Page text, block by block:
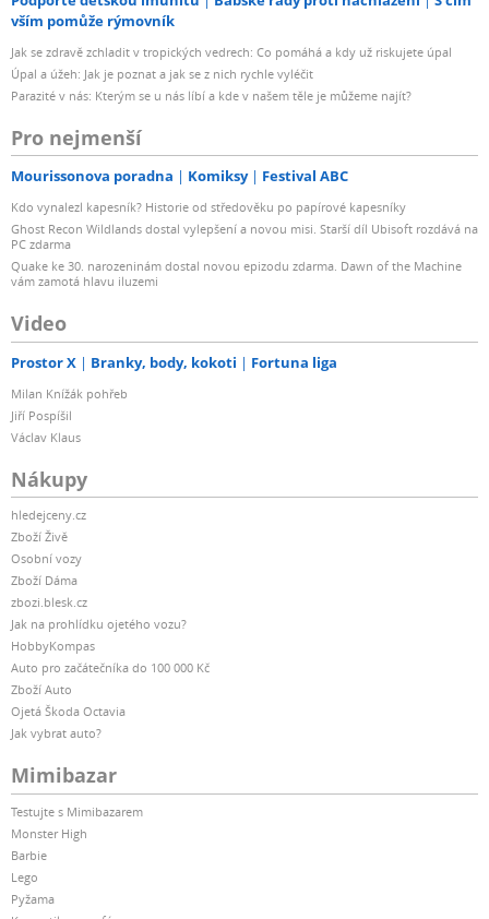
vším pomůže rýmovník
Jak se zdravě zchladit v tropických vedrech: Co pomáhá a kdy už riskujete úpal
Úpal a úžeh: Jak je poznat a jak se z nich rychle vyléčit
Parazité v nás: Kterým se u nás líbí a kde v našem těle je můžeme najít?
Pro nejmenší
Mourissonova poradna Komiksy Festival ABC
Kdo vynalezl kapesník? Historie od středověku po papírové kapesníky
Ghost Recon Wildlands dostal vylepšení a novou misi. Starší díl Ubisoft rozdává na
PC zdarma
Quake ke 30. narozeninám dostal novou epizodu zdarma. Dawn of the Machine
vám zamotá hlavu iluzemi
Video
Prostor X Branky, body, kokoti Fortuna liga
Milan Knížák pohřeb
Jiří Pospíšil
Václav Klaus
Nákupy
hledejceny.cz
Zboží Živě
Osobní vozy
Zboží Dáma
zbozi.blesk.cz
Jak na prohlídku ojetého vozu?
HobbyKompas
Auto pro začátečníka do 100 000 Kč
Zboží Auto
Ojetá Škoda Octavia
Jak vybrat auto?
Mimibazar
Testujte s Mimibazarem
Monster High
Barbie
Lego
Pyžama